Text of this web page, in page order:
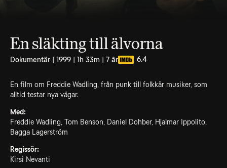
En släkting till älvorna
Dokumentär | 1999 | 1h 33m | 7 år 6.4
En film om Freddie Wadling, från punk till folkkär musiker, som
alltid testar nya vägar.
Med:
Freddie Wadling, Tom Benson, Daniel Dohber, Hjalmar Ippolito,
Bagga Lagerström
Regissör:
Kirsi Nevanti